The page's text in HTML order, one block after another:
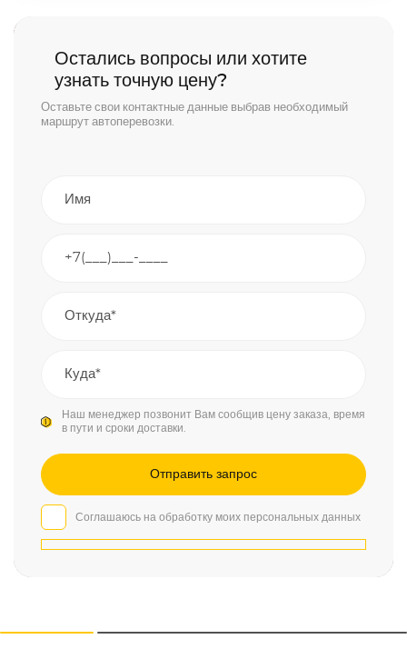
Остались вопросы или хотите
узнать точную цену?
Оставьте свои контактные данные выбрав необходимый
маршрут автоперевозки.
Наш менеджер позвонит Вам сообщив цену заказа, время
в пути и сроки доставки.
Соглашаюсь на обработку моих персональных данных